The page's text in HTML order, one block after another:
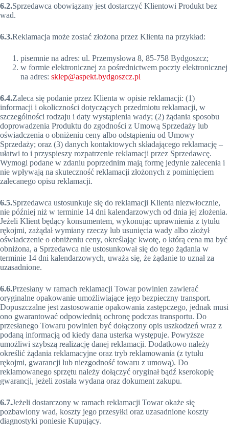
6.2.Sprzedawca obowiązany jest dostarczyć Klientowi Produkt bez
wad.
6.3.Reklamacja może zostać złożona przez Klienta na przykład:
pisemnie na adres: ul. Przemysłowa 8, 85-758 Bydgoszcz;
w formie elektronicznej za pośrednictwem poczty elektronicznej
na adres: sklep@aspekt.bydgoszcz.pl
6.4.Zaleca się podanie przez Klienta w opisie reklamacji: (1)
informacji i okoliczności dotyczących przedmiotu reklamacji, w
szczególności rodzaju i daty wystąpienia wady; (2) żądania sposobu
doprowadzenia Produktu do zgodności z Umową Sprzedaży lub
oświadczenia o obniżeniu ceny albo odstąpieniu od Umowy
Sprzedaży; oraz (3) danych kontaktowych składającego reklamację –
ułatwi to i przyspieszy rozpatrzenie reklamacji przez Sprzedawcę.
Wymogi podane w zdaniu poprzednim mają formę jedynie zalecenia i
nie wpływają na skuteczność reklamacji złożonych z pominięciem
zalecanego opisu reklamacji.
6.5.Sprzedawca ustosunkuje się do reklamacji Klienta niezwłocznie,
nie później niż w terminie 14 dni kalendarzowych od dnia jej złożenia.
Jeżeli Klient będący konsumentem, wykonując uprawnienia z tytułu
rękojmi, zażądał wymiany rzeczy lub usunięcia wady albo złożył
oświadczenie o obniżeniu ceny, określając kwotę, o którą cena ma być
obniżona, a Sprzedawca nie ustosunkował się do tego żądania w
terminie 14 dni kalendarzowych, uważa się, że żądanie to uznał za
uzasadnione.
6.6.Przesłany w ramach reklamacji Towar powinien zawierać
oryginalne opakowanie umożliwiające jego bezpieczny transport.
Dopuszczalne jest zastosowanie opakowania zastępczego, jednak musi
ono gwarantować odpowiednią ochronę podczas transportu. Do
przesłanego Towaru powinien być dołączony opis uszkodzeń wraz z
podaną informacją od kiedy dana usterka występuje. Powyższe
umożliwi szybszą realizację danej reklamacji. Dodatkowo należy
określić żądania reklamacyjne oraz tryb reklamowania (z tytułu
rękojmi, gwarancji lub niezgodność towaru z umową). Do
reklamowanego sprzętu należy dołączyć oryginał bądź kserokopię
gwarancji, jeżeli została wydana oraz dokument zakupu.
6.7.Jeżeli dostarczony w ramach reklamacji Towar okaże się
pozbawiony wad, koszty jego przesyłki oraz uzasadnione koszty
diagnostyki poniesie Kupujący.